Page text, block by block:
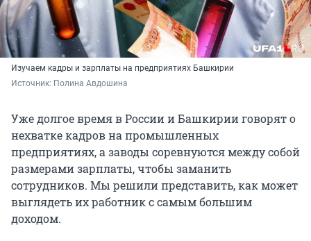
Изучаем кадры и зарплаты на предприятиях Башкирии
Источник: Полина Авдошина
Уже долгое время в России и Башкирии говорят о
нехватке кадров на промышленных
предприятиях, а заводы соревнуются между собой
размерами зарплаты, чтобы заманить
сотрудников. Мы решили представить, как может
выглядеть их работник с самым большим
доходом.